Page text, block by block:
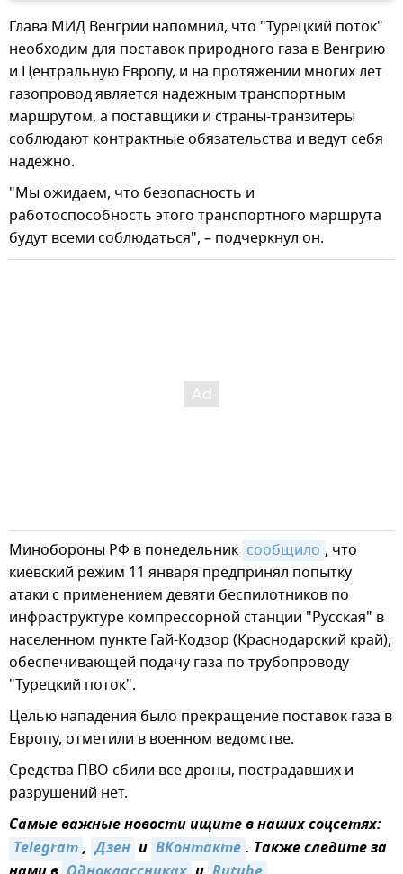
Глава МИД Венгрии напомнил, что "Турецкий поток"
необходим для поставок природного газа в Венгрию
и Центральную Европу, и на протяжении многих лет
газопровод является надежным транспортным
маршрутом, а поставщики и страны-транзитеры
соблюдают контрактные обязательства и ведут себя
надежно.
"Мы ожидаем, что безопасность и
работоспособность этого транспортного маршрута
будут всеми соблюдаться", – подчеркнул он.
Минобороны РФ в понедельник сообщило , что
киевский режим 11 января предпринял попытку
атаки с применением девяти беспилотников по
инфраструктуре компрессорной станции "Русская" в
населенном пункте Гай-Кодзор (Краснодарский край),
обеспечивающей подачу газа по трубопроводу
"Турецкий поток".
Целью нападения было прекращение поставок газа в
Европу, отметили в военном ведомстве.
Средства ПВО сбили все дроны, пострадавших и
разрушений нет.
Самые важные новости ищите в наших соцсетях:
Telegram, Дзен и ВКонтакте. Также следите за